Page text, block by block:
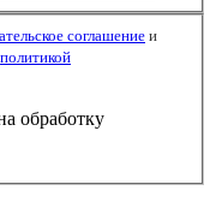
соглашениеи
политикой
обработку